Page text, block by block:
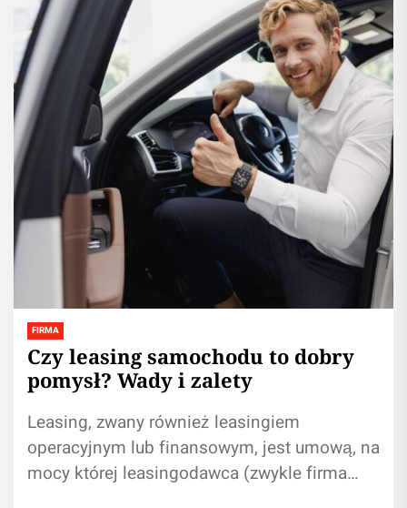
FIRMA
Czy leasing samochodu to dobry
pomysł? Wady i zalety
Leasing, zwany również leasingiem
operacyjnym lub finansowym, jest umową, na
mocy której leasingodawca (zwykle firma